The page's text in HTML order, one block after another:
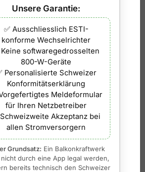
AC mit
17:30 in
Solarzaun mit 4 Modulen
genehmigungsfrei
1.649,00CHF
inkl. 8,1 % MwSt.
In den Warenkorb
Unsere Garantie:
✅ Ausschliesslich ESTI-
konforme Wechselrichter
Keine softwaregedrosselten
800-W-Geräte
Personalisierte Schweizer
Konformitätserklärung
Meldeformular
für Ihren Netzbetreiber
Schweizweite Akzeptanz bei
allen Stromversorgern
Grundsatz: Ein Balkonkraftwerk
durch eine App legal werden,
bereits technisch den Schweizer